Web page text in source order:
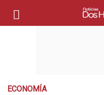
ECONOMÍA